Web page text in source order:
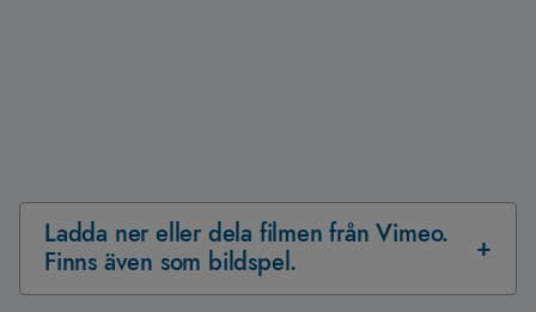
Ladda ner eller dela filmen från Vimeo.
Finns även som bildspel.